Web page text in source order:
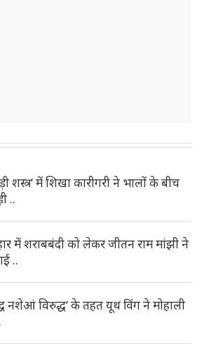
शस्त्र’ में शिखा कारीगरी ने भालों के बीच
..
में शराबबंदी को लेकर जीतन राम मांझी ने
..
नशेआं विरुद्ध’ के तहत यूथ विंग ने मोहाली